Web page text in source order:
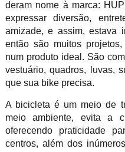
deram nome à marca:
expressar diversão,
amizade, e assim, estava
então são muitos
num produto ideal. São
vestuário, quadros, luvas,
que sua bike precisa.
A bicicleta é um meio de
meio ambiente, evita a
oferecendo praticidade
centros, além dos